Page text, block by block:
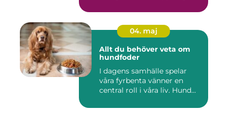
04. maj
Allt du behöver veta om
hundfoder
I dagens samhälle spelar
våra fyrbenta vänner en
central roll i våra liv. Hund...